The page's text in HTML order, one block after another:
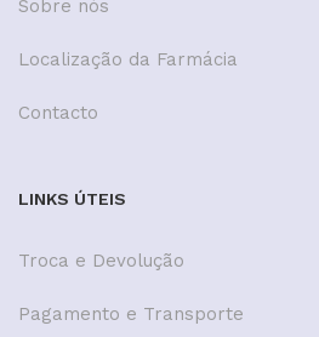
Sobre nós
Localização da Farmácia
Contacto
LINKS ÚTEIS
Troca e Devolução
Pagamento e Transporte